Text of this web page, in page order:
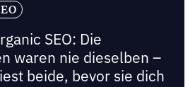
SEO: Die
waren nie dieselben –
beide, bevor sie dich